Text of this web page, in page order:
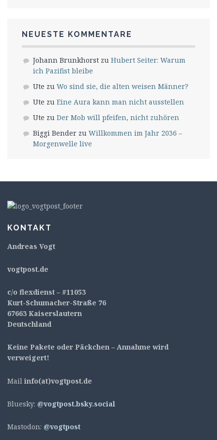
NEUESTE KOMMENTARE
Johann Brunkhorst zu Hubert Seiter: Warum
ich Pazifist bleibe
Ute zu Wo sind sie, die alten weisen Männer?
Ute zu Eine Aura kann man nicht ausstellen
Ute zu Der Mob will pfeifen, nicht zuhören
Biggi Bender zu Willkommen im Jahr 2036 –
Morgenwelle live
KONTAKT
Andreas Vogt
vogtpost.de
c/o flexdienst – #11053
Kurt-Schumacher-Straße 76
67663 Kaiserslautern
Deutschland
Keine Pakete oder Päckchen – Annahme wird
verweigert!
Mail info(at)vogtpost.de
Bluesky: @vogtpost.bsky.social
Mastodon: @vogtpost